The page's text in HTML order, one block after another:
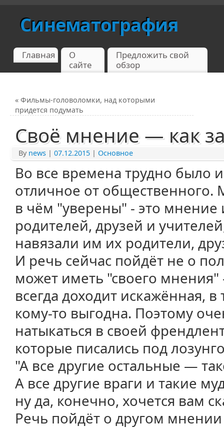
Синематография
Главная
О
сайте
Предложить свой
обзор
« Фильмы-головоломки, над которыми
придется подумать
Своё мнение — как
By news | 07.12.2015 | Основное
Во все времена трудно было
отличное от
в чём "уверены" - это мнение
родителей, друзей и
навязали им их родители,
И речь сейчас пойдёт не о
может иметь "своего
всегда доходит искажённая,
кому-то выгодна. Поэтому
натыкаться в своей
которые писались под
"А все другие остальные —
А все другие враги и такие
ну да, конечно, хочется вам
Речь пойдёт о другом мнении